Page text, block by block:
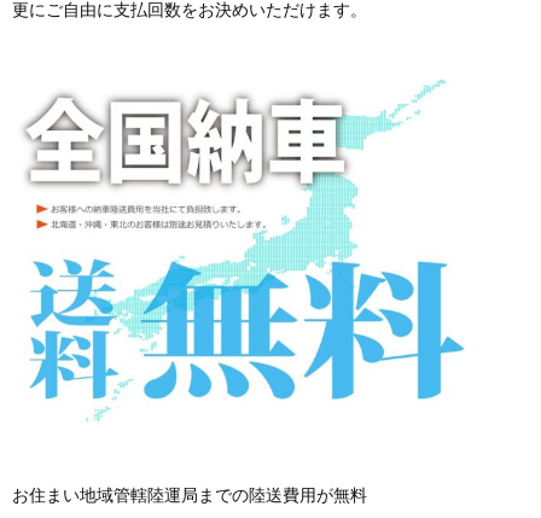
更にご自由に支払回数をお決めいただけます。
お住まい地域管轄陸運局までの陸送費用が無料